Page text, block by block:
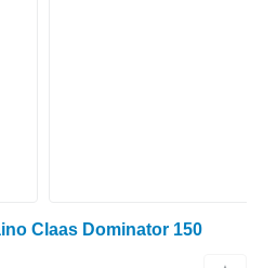
Claas Dominator 150